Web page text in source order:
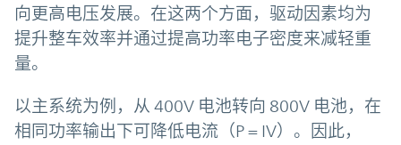
向更高电压发展。在这两个方面，驱动因素均为
提升整车效率并通过提高功率电子密度来减轻重
量。
以主系统为例，从 400V 电池转向 800V 电池，在
相同功率输出下可降低电流（P = IV）。因此，